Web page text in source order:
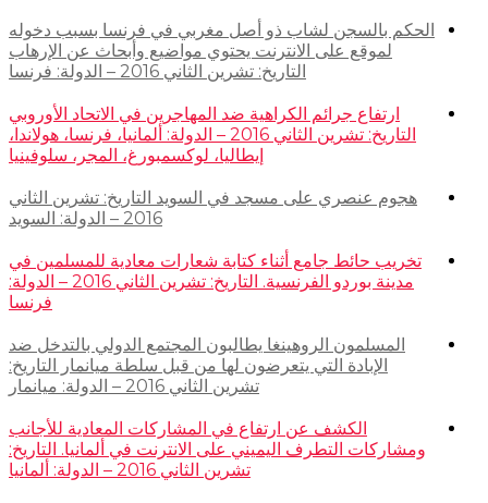
الحكم بالسجن لشاب ذو أصل مغربي في فرنسا بسبب دخوله
لموقع على الانترنت يحتوي مواضيع وأبحاث عن الإرهاب
التاريخ: تشرين الثاني 2016 – الدولة: فرنسا
ارتفاع جرائم الكراهية ضد المهاجرين في الاتحاد الأوروبي
التاريخ: تشرين الثاني 2016 – الدولة: ألمانيا، فرنسا، هولاندا،
إيطاليا، لوكسمبورغ، المجر، سلوفينيا
هجوم عنصري على مسجد في السويد التاريخ: تشرين الثاني
2016 – الدولة: السويد
تخريب حائط جامع أثناء كتابة شعارات معادية للمسلمين في
مدينة بوردو الفرنسية. التاريخ: تشرين الثاني 2016 – الدولة:
فرنسا
المسلمون الروهينغا يطالبون المجتمع الدولي بالتدخل ضد
الإبادة التي يتعرضون لها من قبل سلطة ميانمار التاريخ:
تشرين الثاني 2016 – الدولة: ميانمار
الكشف عن ارتفاع في المشاركات المعادية للأجانب
ومشاركات التطرف اليميني على الانترنت في ألمانيا. التاريخ:
تشرين الثاني 2016 – الدولة: ألمانيا